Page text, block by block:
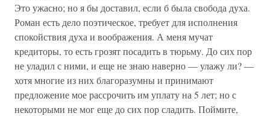
Это ужасно; но я бы доставил, если б была свобода духа.
Роман есть дело поэтическое, требует для исполнения
спокойствия духа и воображения. А меня мучат
кредиторы, то есть грозят посадить в тюрьму. До сих пор
не уладил с ними, и еще не знаю наверно — улажу ли? —
хотя многие из них благоразумны и принимают
предложение мое рассрочить им уплату на 5 лет; но с
некоторыми не мог еще до сих пор сладить. Поймите,